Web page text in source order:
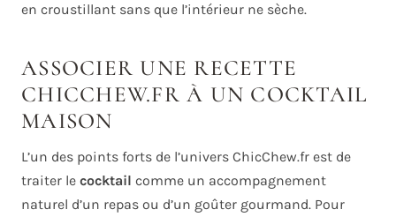
en croustillant sans que l’intérieur ne sèche.
ASSOCIER UNE RECETTE
CHICCHEW.FR À UN COCKTAIL
MAISON
L’un des points forts de l’univers ChicChew.fr est de
traiter le cocktail comme un accompagnement
naturel d’un repas ou d’un goûter gourmand. Pour